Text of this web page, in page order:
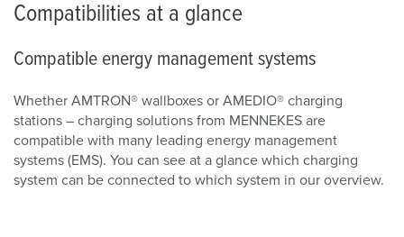
Compatibilities at a glance
Compatible energy management systems
Whether AMTRON® wallboxes or AMEDIO® charging
stations – charging solutions from MENNEKES are
compatible with many leading energy management
systems (EMS). You can see at a glance which charging
system can be connected to which system in our overview.